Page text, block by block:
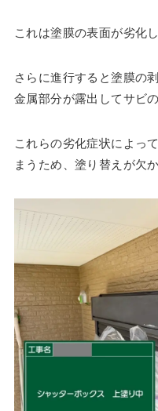
これは塗膜の表面が劣化
さらに進行すると塗膜の
金属部分が露出してサビ
これらの劣化症状によっ
まうため、塗り替えが欠